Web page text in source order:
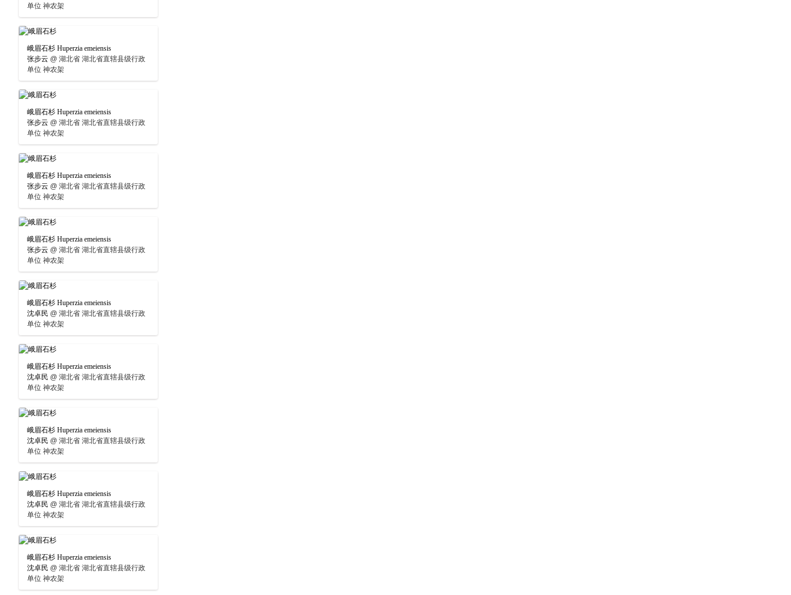
单位 神农架
峨眉石杉 Huperzia emeiensis
张步云 @ 湖北省 湖北省直辖县级行政
单位 神农架
峨眉石杉 Huperzia emeiensis
张步云 @ 湖北省 湖北省直辖县级行政
单位 神农架
峨眉石杉 Huperzia emeiensis
张步云 @ 湖北省 湖北省直辖县级行政
单位 神农架
峨眉石杉 Huperzia emeiensis
张步云 @ 湖北省 湖北省直辖县级行政
单位 神农架
峨眉石杉 Huperzia emeiensis
沈卓民 @ 湖北省 湖北省直辖县级行政
单位 神农架
峨眉石杉 Huperzia emeiensis
沈卓民 @ 湖北省 湖北省直辖县级行政
单位 神农架
峨眉石杉 Huperzia emeiensis
沈卓民 @ 湖北省 湖北省直辖县级行政
单位 神农架
峨眉石杉 Huperzia emeiensis
沈卓民 @ 湖北省 湖北省直辖县级行政
单位 神农架
峨眉石杉 Huperzia emeiensis
沈卓民 @ 湖北省 湖北省直辖县级行政
单位 神农架